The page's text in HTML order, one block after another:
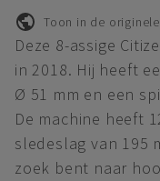
Toon in de
Deze 8-assige
in 2018. Hij heeft
Ø 51 mm en een
De machine heeft
sledeslag van 195
zoek bent naar